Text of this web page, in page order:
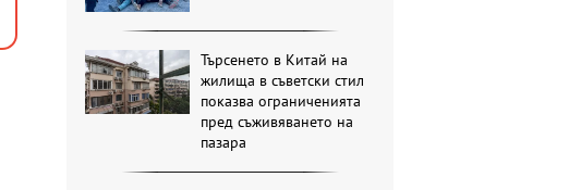
Търсенето в Китай на
жилища в съветски стил
показва ограниченията
пред съживяването на
пазара